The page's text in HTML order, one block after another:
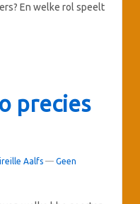
En welke rol speelt
precies
Aalfs — Geen